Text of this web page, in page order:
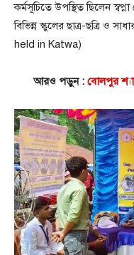
কর্মসূচিতে উপস্থিত ছিলেন
বিভিন্ন স্কুলের ছাত্র-ছত্রি ও
held in Katwa)
আরও পড়ুন : বোলপুর